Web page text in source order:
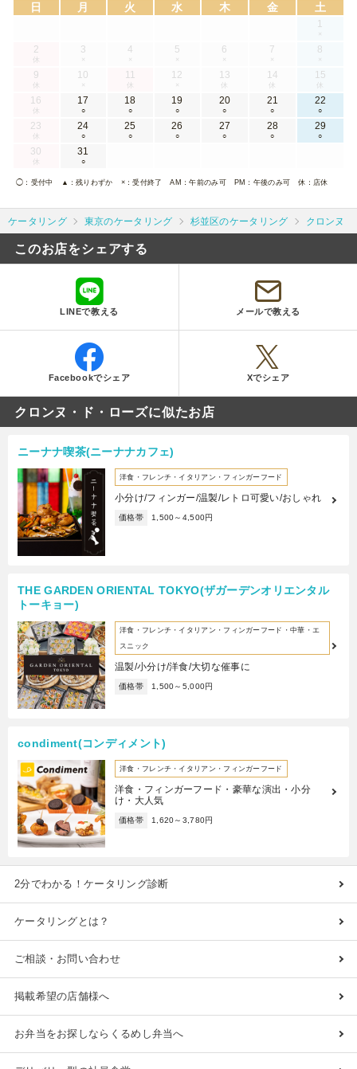
日 月 火 水 木 金 土
1
×
2
休
3
×
4
×
5
×
6
×
7
×
8
×
9
休
10
×
11
休
12
×
13
休
14
休
15
休
16
休
17
○
18
○
19
○
20
○
21
○
22
○
23
休
24
○
25
○
26
○
27
○
28
○
29
○
30
休
31
○
◯ ：受付中 ▲ ：残りわずか ×：受付終了 AM ：午前のみ可 PM ：午後のみ可 休 ：店休
ケータリング 東京のケータリング 杉並区のケータリング クロンヌ
このお店をシェアする
LINEで教える メールで教える
Facebookでシェア Xでシェア
クロンヌ・ド・ローズに似たお店
ニーナナ喫茶(ニーナナカフェ)
洋食・フレンチ・イタリアン・フィンガーフード
小分け/フィンガー/温製/レトロ可愛い/おしゃれ
価格帯 1,500～4,500円
THE GARDEN ORIENTAL TOKYO(ザガーデンオリエンタル
トーキョー)
洋食・フレンチ・イタリアン・フィンガーフード・中華・エ
スニック
温製/小分け/洋食/大切な催事に
価格帯 1,500～5,000円
condiment(コンディメント)
洋食・フレンチ・イタリアン・フィンガーフード
洋食・フィンガーフード・豪華な演出・小分
け・大人気
価格帯 1,620～3,780円
2分でわかる！ケータリング診断
ケータリングとは？
ご相談・お問い合わせ
掲載希望の店舗様へ
お弁当をお探しならくるめし弁当へ